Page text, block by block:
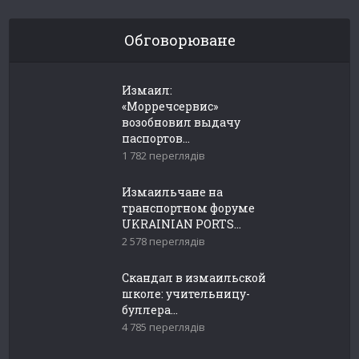
Обговорюване
Измаил:
«Морречсервис»
возобновил выдачу
паспортов...
1 782 переглядів
Измаильчане на
транспортном форуме
UKRAINIAN PORTS...
2 578 переглядів
Скандал в измаильской
школе: учительницу-
буллера...
4 785 переглядів